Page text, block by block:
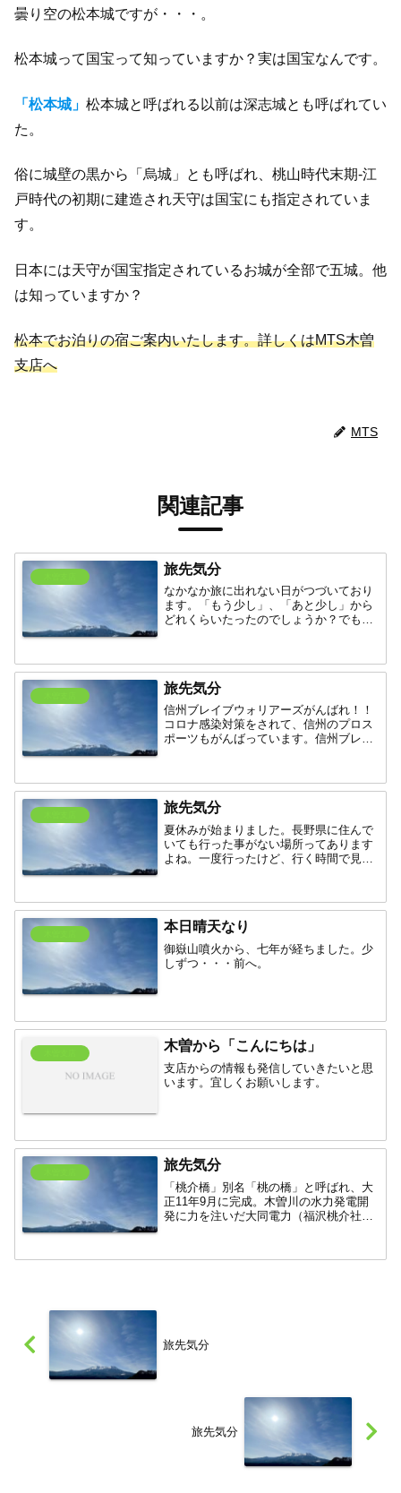
曇り空の松本城ですが・・・。
松本城って国宝って知っていますか？実は国宝なんです。
「松本城」 松本城と呼ばれる以前は深志城とも呼ばれてい
た。
俗に城壁の黒から「烏城」とも呼ばれ、桃山時代末期-江
戸時代の初期に建造され天守は国宝にも指定されていま
す。
日本には天守が国宝指定されているお城が全部で五城。他
は知っていますか？
松本でお泊りの宿ご案内いたします。詳しくはMTS木曽
支店へ
MTS
関連記事
旅先気分
なかなか旅に出れない日がつづいており
ます。「もう少し」、「あと少し」から
どれくらいたったのでしょうか？でも、
行きたい場所を探しましょう。「木曽馬
の里」です。開田高原の大...
旅先気分
信州ブレイブウォリアーズがんばれ！！
コロナ感染対策をされて、信州のプロス
ポーツもがんばっています。信州ブレイ
には、田臥ファンですが（笑）
旅先気分
夏休みが始まりました。長野県に住んで
いても行った事がない場所ってあります
よね。一度行ったけど、行く時間で見せ
信高原国定公園内に位置します。北アル
プスをはじめとする雄大な...
本日晴天なり
御嶽山噴火から、七年が経ちました。少
しずつ・・・前へ。
木曽から「こんにちは」
支店からの情報も発信していきたいと思
います。宜しくお願いします。
旅先気分
「桃介橋」別名「桃の橋」と呼ばれ、大
正11年9月に完成。木曽川の水力発電開
発に力を注いだ大同電力（福沢桃介社
年にふるさと創生事業の一環として復元
旅先気分
旅先気分